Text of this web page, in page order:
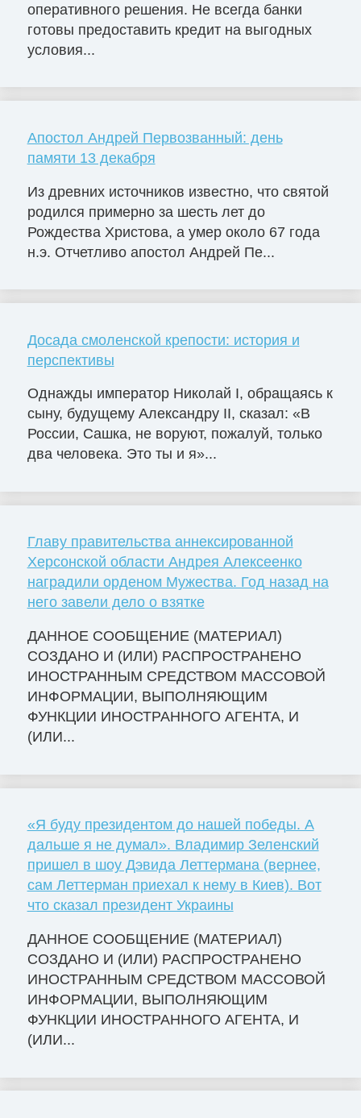
оперативного решения. Не всегда банки
готовы предоставить кредит на выгодных
условия...
Апостол Андрей Первозванный: день
памяти 13 декабря
Из древних источников известно, что святой
родился примерно за шесть лет до
Рождества Христова, а умер около 67 года
н.э. Отчетливо апостол Андрей Пе...
Досада смоленской крепости: история и
перспективы
Однажды император Николай I, обращаясь к
сыну, будущему Александру II, сказал: «В
России, Сашка, не воруют, пожалуй, только
два человека. Это ты и я»...
Главу правительства аннексированной
Херсонской области Андрея Алексеенко
наградили орденом Мужества. Год назад на
него завели дело о взятке
ДАННОЕ СООБЩЕНИЕ (МАТЕРИАЛ)
СОЗДАНО И (ИЛИ) РАСПРОСТРАНЕНО
ИНОСТРАННЫМ СРЕДСТВОМ МАССОВОЙ
ИНФОРМАЦИИ, ВЫПОЛНЯЮЩИМ
ФУНКЦИИ ИНОСТРАННОГО АГЕНТА, И
(ИЛИ...
«Я буду президентом до нашей победы. А
дальше я не думал». Владимир Зеленский
пришел в шоу Дэвида Леттермана (вернее,
сам Леттерман приехал к нему в Киев). Вот
что сказал президент Украины
ДАННОЕ СООБЩЕНИЕ (МАТЕРИАЛ)
СОЗДАНО И (ИЛИ) РАСПРОСТРАНЕНО
ИНОСТРАННЫМ СРЕДСТВОМ МАССОВОЙ
ИНФОРМАЦИИ, ВЫПОЛНЯЮЩИМ
ФУНКЦИИ ИНОСТРАННОГО АГЕНТА, И
(ИЛИ...